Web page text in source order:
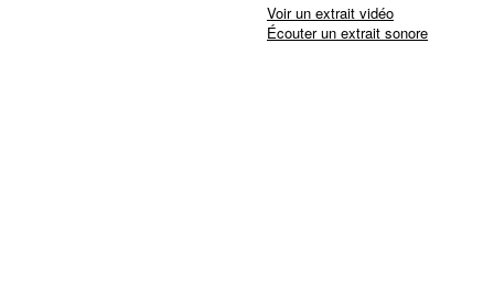
Voir un extrait vidéo
Écouter un extrait sonore